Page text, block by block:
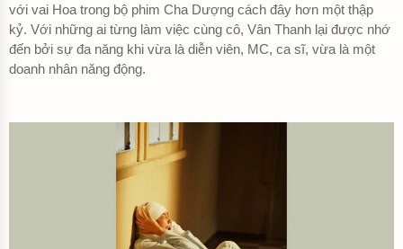
với vai Hoa trong bộ phim Cha Dượng cách đây hơn một thập
kỷ. Với những ai từng làm việc cùng cô, Vân Thanh lại được nhớ
đến bởi sự đa năng khi vừa là diễn viên, MC, ca sĩ, vừa là một
doanh nhân năng động.